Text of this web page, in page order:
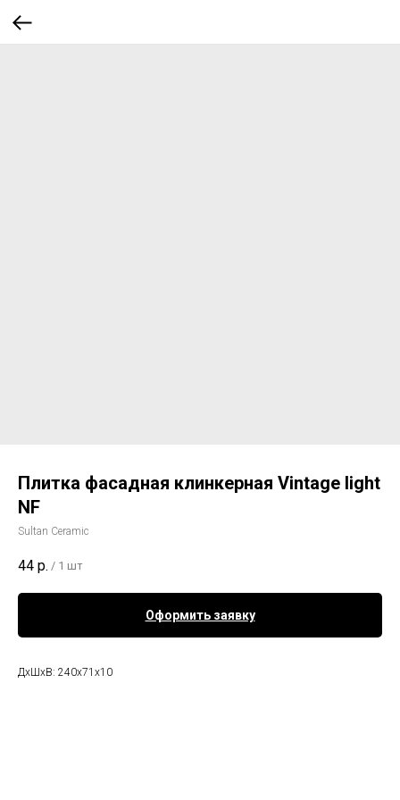
Плитка фасадная клинкерная Vintage light
NF
Sultan Ceramic
44 р. / 1 шт
Оформить заявку
ДхШхВ: 240x71x10